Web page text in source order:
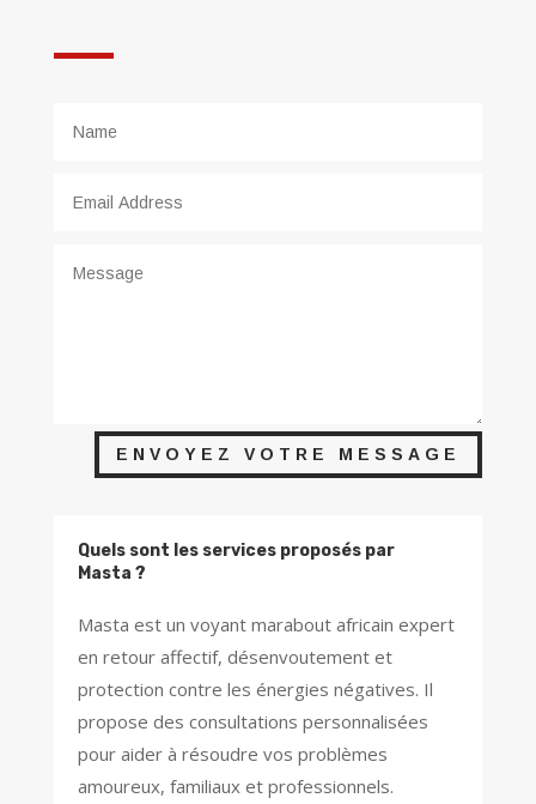
ENVOYEZ VOTRE MESSAGE
Quels sont les services proposés par
Masta ?
Masta est un voyant marabout africain expert
en retour affectif, désenvoutement et
protection contre les énergies négatives. Il
propose des consultations personnalisées
pour aider à résoudre vos problèmes
amoureux, familiaux et professionnels.